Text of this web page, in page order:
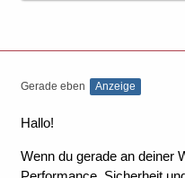
Gerade eben Anzeige
Hallo!
Wenn du gerade an deiner